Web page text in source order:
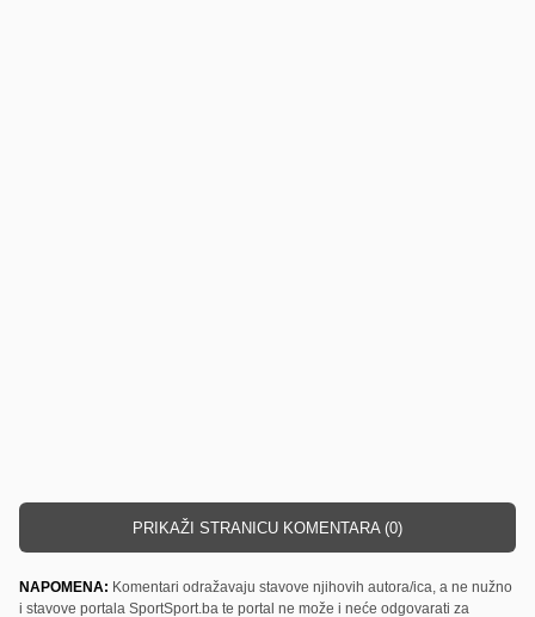
PRIKAŽI STRANICU KOMENTARA (0)
NAPOMENA: Komentari odražavaju stavove njihovih autora/ica, a ne nužno
i stavove portala SportSport.ba te portal ne može i neće odgovarati za